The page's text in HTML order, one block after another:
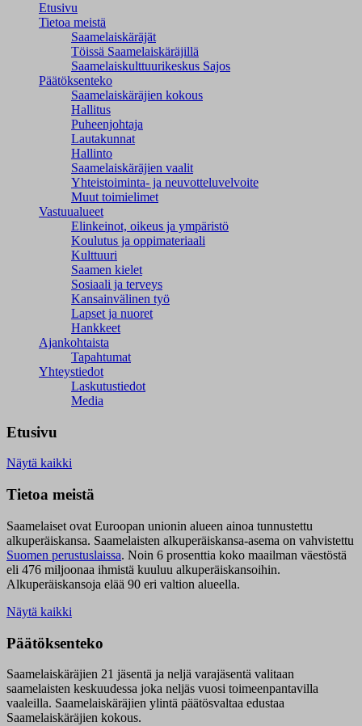
Etusivu
Tietoa meistä
Saamelaiskäräjät
Töissä Saamelaiskäräjillä
Saamelaiskulttuuri­keskus Sajos
Päätöksenteko
Saamelaiskäräjien kokous
Hallitus
Puheenjohtaja
Lautakunnat
Hallinto
Saamelaiskäräjien vaalit
Yhteistoiminta- ja neuvotteluvelvoite
Muut toimielimet
Vastuualueet
Elinkeinot, oikeus ja ympäristö
Koulutus ja oppimateriaali
Kulttuuri
Saamen kielet
Sosiaali ja terveys
Kansainvälinen työ
Lapset ja nuoret
Hankkeet
Ajankohtaista
Tapahtumat
Yhteystiedot
Laskutustiedot
Media
Etusivu
Näytä kaikki
Tietoa meistä
Saamelaiset ovat Euroopan unionin alueen ainoa tunnustettu
alkuperäiskansa. Saamelaisten alkuperäiskansa-asema on vahvistettu
Suomen perustuslaissa. Noin 6 prosenttia koko maailman väestöstä
eli 476 miljoonaa ihmistä kuuluu alkuperäiskansoihin.
Alkuperäiskansoja elää 90 eri valtion alueella.
Näytä kaikki
Päätöksenteko
Saamelaiskäräjien 21 jäsentä ja neljä varajäsentä valitaan
saamelaisten keskuudessa joka neljäs vuosi toimeenpantavilla
vaaleilla. Saamelaiskäräjien ylintä päätösvaltaa edustaa
Saamelaiskäräjien kokous.